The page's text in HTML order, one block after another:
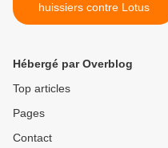
huissiers contre Lotus
Hébergé par Overblog
Top articles
Pages
Contact